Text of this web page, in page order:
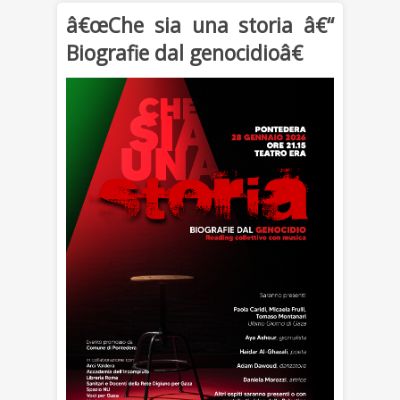
â€œChe sia una storia â€“
Biografie dal genocidioâ€